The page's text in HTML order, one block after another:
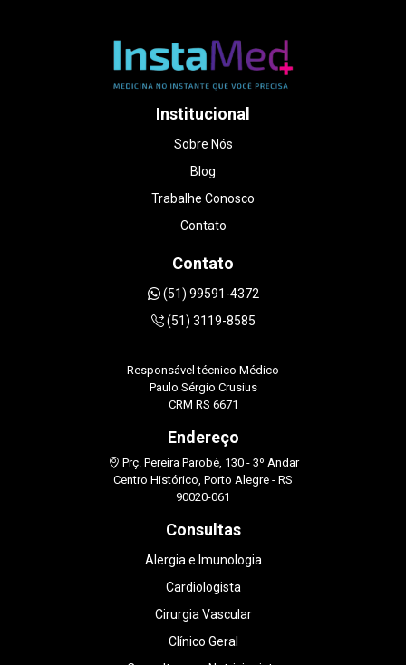
do exame, sem pressa. Me senti acolhida de
verdade, coisa rara hoje em dia. A qualidade
das imagens é excelente, o ambiente é ótimo e
o valor foi muito mais acessível do que em
experiência que transformou um dia de puro
estresse em um momento muito especial da
minha gestação. Sem dúvidas, recomendo de
olhos fechados DOUTORA LUANA
Institucional
Sobre Nós
Blog
Trabalhe Conosco
Contato
Contato
(51) 99591-4372
(51) 3119-8585
Responsável técnico Médico
Paulo Sérgio Crusius
CRM RS 6671
Endereço
Prç. Pereira Parobé, 130 - 3º Andar
Centro Histórico, Porto Alegre - RS
90020-061
Consultas
Alergia e Imunologia
Cardiologista
Cirurgia Vascular
Clínico Geral